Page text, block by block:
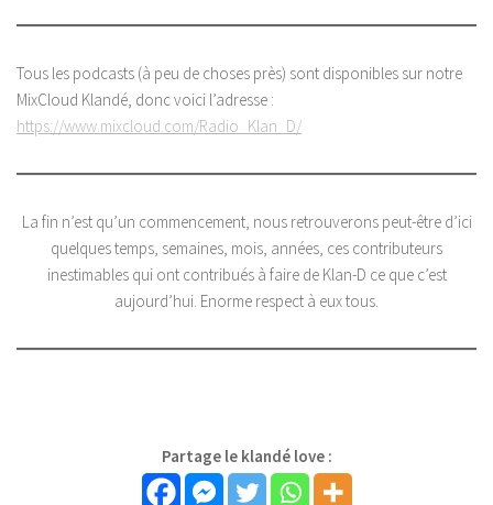
Tous les podcasts (à peu de choses près) sont disponibles sur notre
MixCloud Klandé, donc voici l’adresse :
https://www.mixcloud.com/Radio_Klan_D/
La fin n’est qu’un commencement, nous retrouverons peut-être d’ici
quelques temps, semaines, mois, années, ces contributeurs
inestimables qui ont contribués à faire de Klan-D ce que c’est
aujourd’hui. Enorme respect à eux tous.
Partage le klandé love :